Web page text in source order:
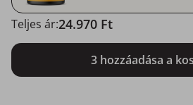
3 hozzáadása a
Teljes ár:24.970 Ft